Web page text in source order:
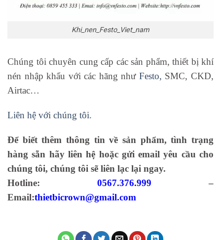
Khi_nen_Festo_Viet_nam
Chúng tôi chuyên cung cấp các sản phẩm, thiết bị khí
nén nhập khẩu với các hãng như Festo, SMC, CKD,
Airtac…
Liên hệ với chúng tôi.
Để biết thêm thông tin về sản phẩm, tình trạng
hàng sẵn hãy liên hệ hoặc gửi email yêu cầu cho
chúng tôi, chúng tôi sẽ liên lạc lại ngay.
Hotline: 0567.376.999 –
Email:thietbicrown@gmail.com